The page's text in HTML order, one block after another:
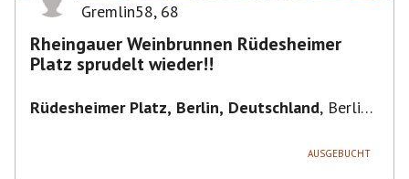
Gremlin58, 68
Rheingauer Weinbrunnen Rüdesheimer
Platz sprudelt wieder!!
Rüdesheimer Platz, Berlin, Deutschland, Berlin-
AUSGEBUCHT